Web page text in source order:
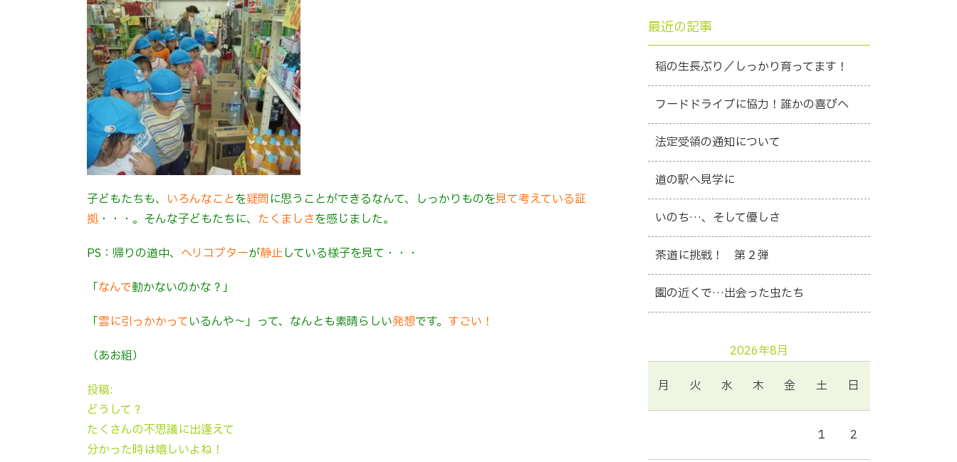
子どもたちも、 いろんなことを疑問 に思うことができるなんて、しっかりものを見て考えている証
拠 ・・・。そんな子どもたちに、 たくましさを感じました。
PS：帰りの道中、 ヘリコプターが静止している様子を見て・・・
「なんで動かないのかな？」
「雲に引っかかっているんや～」って、なんとも素晴らしい発想です。 すごい！
（あお組）
投稿:
どうして？
たくさんの不思議に出逢えて
分かった時は嬉しいよね！
最近の記事
稲の生長ぶり／しっかり育ってます！
フードドライブに協力！誰かの喜びへ
法定受領の通知について
道の駅へ見学に
いのち…、そして優しさ
茶道に挑戦！ 第２弾
園の近くで…出会った虫たち
2026年8月
月 火 水 木 金 土 日
1 2